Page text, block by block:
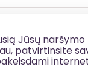
Jūsų
patvirtinsite